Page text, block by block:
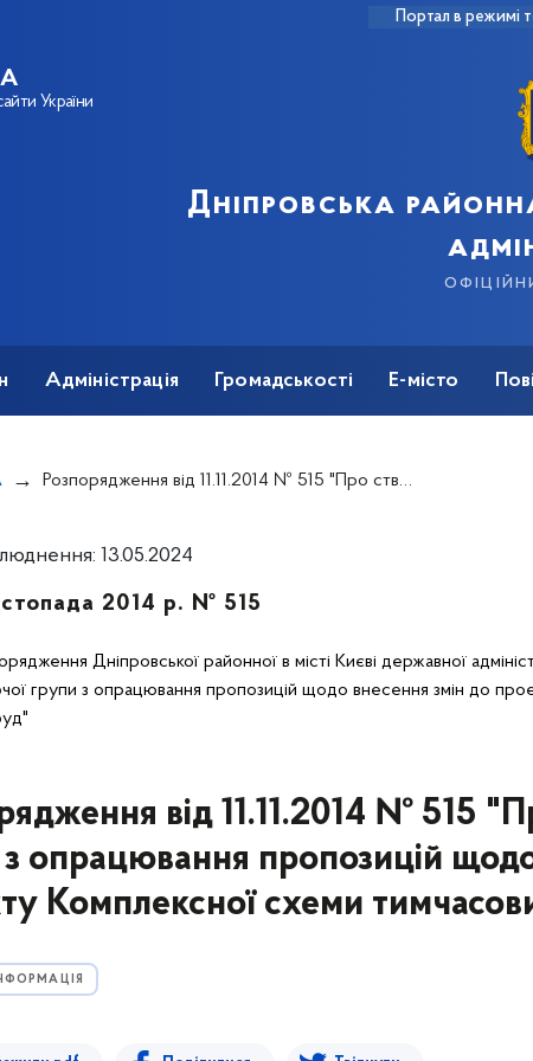
Портал в режимі
України
Дніпровська
Адміністрація Громадськості Е-місто
Розпорядження від 11.11.2014 № 515 "Про створення Робочої групи з опрацювання пропозицій щодо внесення змін до проекту Комплексної схеми тимчасових споруд"
13.05.2024
2014 р. № 515
Дніпровської районної в місті Києві державної
групи з опрацювання пропозицій щодо внесення змін до
від 11.11.2014 № 515
з опрацювання пропозицій
Комплексної схеми